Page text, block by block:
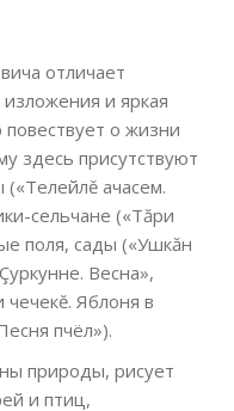
отличает
и яркая
о жизни
здесь присутствуют
ачасем.
сельчане («Тăри
поля, сады («Ушкăн
Весна»,
чечекĕ. Яблоня в
пчёл»).
природы, рисует
и птиц,